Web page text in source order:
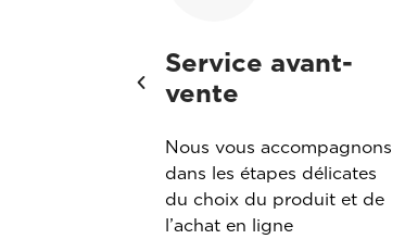
Service avant-
vente
Nous vous accompagnons
dans les étapes délicates
du choix du produit et de
l’achat en ligne